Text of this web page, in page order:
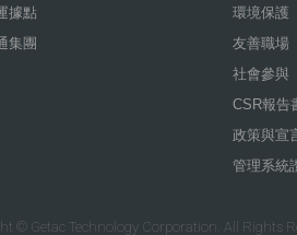
據點
集團
環境保護
友善職場
社會參與
CSR報告
政策與宣
管理系統
© Getac Technology Corporation. All Rights